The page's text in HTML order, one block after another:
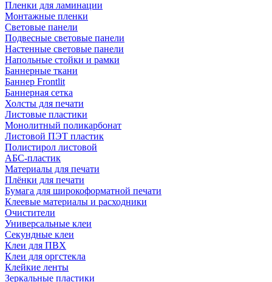
Пленки для ламинации
Монтажные пленки
Световые панели
Подвесные световые панели
Настенные световые панели
Напольные стойки и рамки
Баннерные ткани
Баннер Frontlit
Баннерная сетка
Холсты для печати
Листовые пластики
Монолитный поликарбонат
Листовой ПЭТ пластик
Полистирол листовой
АБС-пластик
Материалы для печати
Плёнки для печати
Бумага для широкоформатной печати
Клеевые материалы и расходники
Очистители
Универсальные клеи
Секундные клеи
Клеи для ПВХ
Клеи для оргстекла
Клейкие ленты
Зеркальные пластики